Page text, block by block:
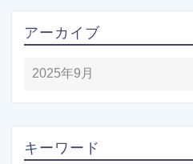
アーカイブ
キーワード